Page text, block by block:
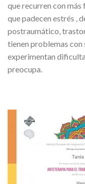
que recurren con más
que padecen estrés ,
postraumático,
tienen problemas con
experimentan
preocupa.